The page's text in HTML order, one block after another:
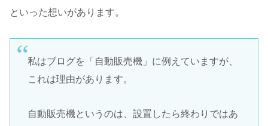
といった想いがあります。
私はブログを「自動販売機」に例えていますが、
これは理由があります。
自動販売機というのは、設置したら終わりではあ